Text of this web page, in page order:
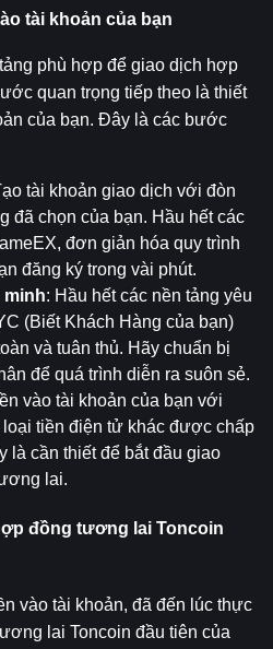
tài khoản của bạn
phù hợp để giao dịch hợp
quan trọng tiếp theo là thiết
của bạn. Đây là các bước
tài khoản giao dịch với đòn
đã chọn của bạn. Hầu hết các
đơn giản hóa quy trình
đăng ký trong vài phút.
minh: Hầu hết các nền tảng yêu
(Biết Khách Hàng của bạn)
và tuân thủ. Hãy chuẩn bị
để quá trình diễn ra suôn sẻ.
vào tài khoản của bạn với
tiền điện tử khác được chấp
là cần thiết để bắt đầu giao
lai.
đồng tương lai Toncoin
vào tài khoản, đã đến lúc thực
lai Toncoin đầu tiên của